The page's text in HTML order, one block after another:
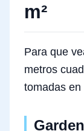
m²
Para que
metros
tomadas en